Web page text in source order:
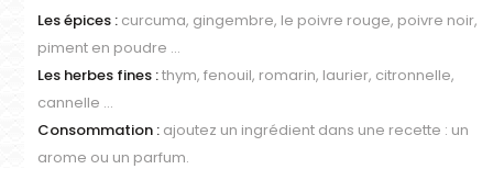
Les épices : curcuma, gingembre, le poivre rouge, poivre noir,
piment en poudre …
Les herbes fines :thym, fenouil, romarin, laurier, citronnelle,
cannelle …
Consommation : ajoutez un ingrédient dans une recette : un
arome ou un parfum.